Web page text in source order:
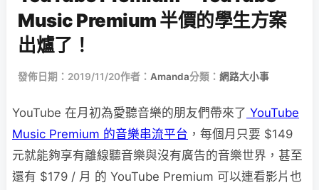
Music Premium 半價的學生方案
出爐了！
發佈日期：2019/11/20作者： Amanda分類： 網路大小事
YouTube 在月初為愛聽音樂的朋友們帶來了 YouTube
Music Premium 的音樂串流平台 ，每個月只要 $149
元就能夠享有離線聽音樂與沒有廣告的音樂世界，甚至
還有 $179 / 月 的 YouTube Premium 可以連看影片也